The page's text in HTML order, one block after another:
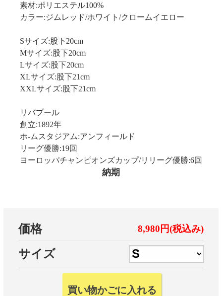
素材:ポリエステル100%
カラー:ジムレッド/ホワイト/クロームイエロー
Sサイズ:股下20cm
Mサイズ:股下20cm
Lサイズ:股下20cm
XLサイズ:股下21cm
XXLサイズ:股下21cm
リバプール
創立:1892年
ホ-ムスタジアム:アンフィールド
リーグ優勝:19回
ヨーロッパチャンピオンズカップ/リリーグ優勝:6回
納期
価格 8,980円(税込み)
サイズ